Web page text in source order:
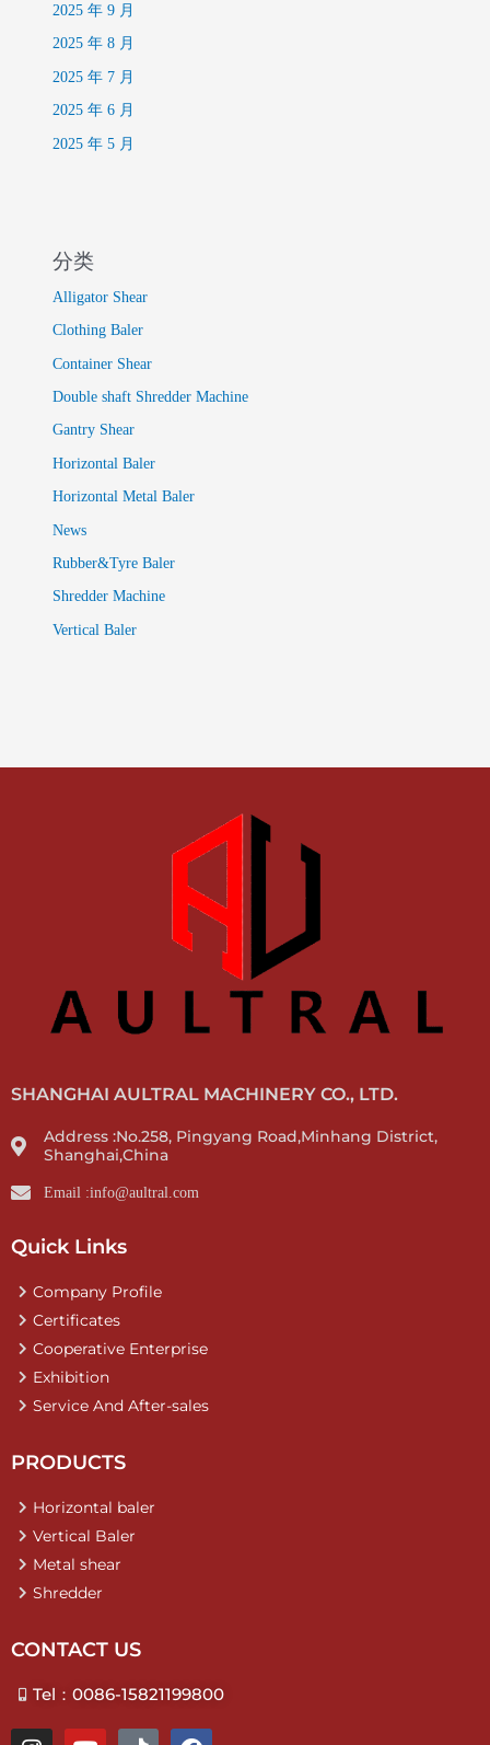
2025 年 9 月
2025 年 8 月
2025 年 7 月
2025 年 6 月
2025 年 5 月
分类
Alligator Shear
Clothing Baler
Container Shear
Double shaft Shredder Machine
Gantry Shear
Horizontal Baler
Horizontal Metal Baler
News
Rubber&Tyre Baler
Shredder Machine
Vertical Baler
SHANGHAI AULTRAL MACHINERY CO., LTD.
Address :No.258, Pingyang Road,Minhang District,
Shanghai,China
Email :info@aultral.com
Quick Links
Company Profile
Certificates
Cooperative Enterprise
Exhibition
Service And After-sales
PRODUCTS
Horizontal baler
Vertical Baler
Metal shear
Shredder
CONTACT US
Tel：0086-15821199800
I Y T F